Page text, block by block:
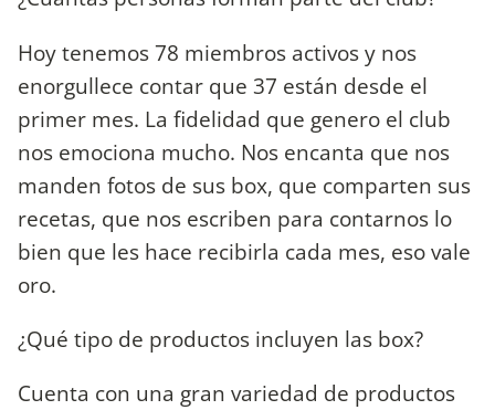
Hoy tenemos 78 miembros activos y nos
enorgullece contar que 37 están desde el
primer mes. La fidelidad que genero el club
nos emociona mucho. Nos encanta que nos
manden fotos de sus box, que comparten sus
recetas, que nos escriben para contarnos lo
bien que les hace recibirla cada mes, eso vale
oro.
¿Qué tipo de productos incluyen las box?
Cuenta con una gran variedad de productos